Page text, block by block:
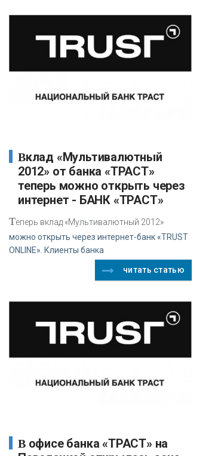
Вклад «Мультивалютный
2012» от банка «ТРАСТ»
теперь можно открыть через
интернет - БАНК «ТРАСТ»
Теперь вклад «Мультивалютный 2012»
можно открыть через интернет-банк «TRUST
ONLINE». Клиенты банка
читать статью
В офисе банка «ТРАСТ» на